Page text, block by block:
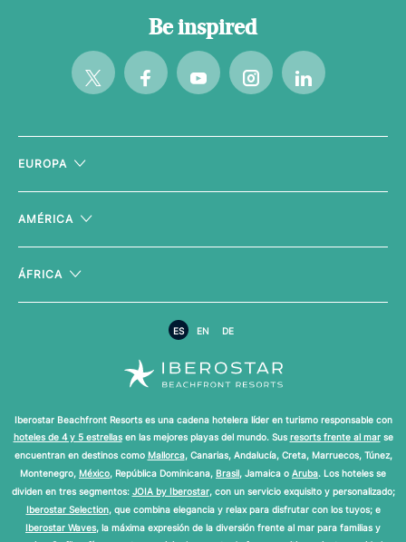
Be inspired
Twitter FacebookYoutubeInstagramLinkedin
EUROPA
AMÉRICA
ÁFRICA
ES EN DE
Iberostar Beachfront Resorts es una cadena hotelera líder en turismo responsable con
hoteles de 4 y 5 estrellasen las mejores playas del mundo. Sus resorts frente al marse
encuentran en destinos como Mallorca, Canarias, Andalucía, Creta, Marruecos, Túnez,
Montenegro, México, República Dominicana, Brasil, Jamaica o Aruba. Los hoteles se
dividen en tres segmentos: JOIA by Iberostar, con un servicio exquisito y personalizado;
Iberostar Selection, que combina elegancia y relax para disfrutar con los tuyos; e
Iberostar Waves, la máxima expresión de la diversión frente al mar para familias y